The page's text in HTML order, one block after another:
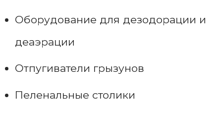
Оборудование для дезодорации и
деаэрации
Отпугиватели грызунов
Пеленальные столики